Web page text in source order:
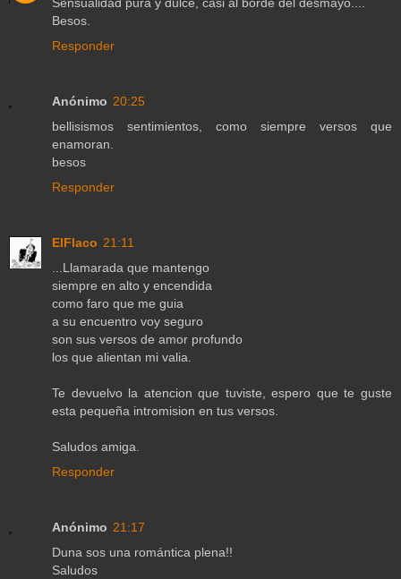
Besos.
Responder
Anónimo 20:25
bellisismos sentimientos, como siempre versos que
enamoran.
besos
Responder
ElFlaco 21:11
...Llamarada que mantengo
siempre en alto y encendida
como faro que me guia
a su encuentro voy seguro
son sus versos de amor profundo
los que alientan mi valia.
Te devuelvo la atencion que tuviste, espero que te guste
esta pequeña intromision en tus versos.
Saludos amiga.
Responder
Anónimo 21:17
Duna sos una romántica plena!!
Saludos